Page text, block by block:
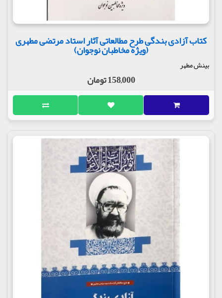
کتاب آزادی بندگی طرح مطالعاتی آثار استاد مرتضی مطهری
(ویژه مخاطبان نوجوان)
بینش مطهر
158,000 تومان